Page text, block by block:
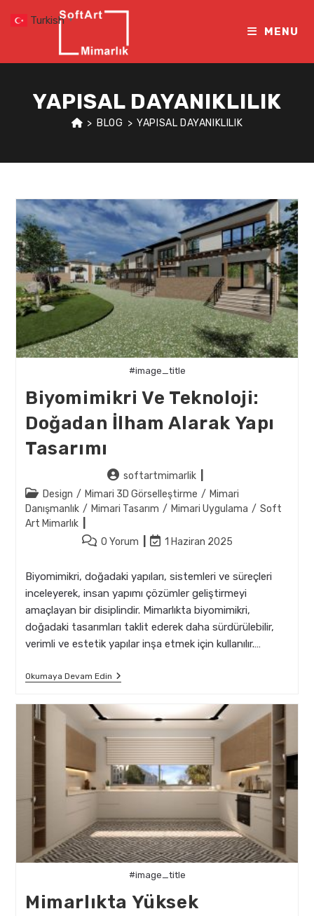
MENU
YAPISAL DAYANIKLILIK
> BLOG > YAPISAL DAYANIKLILIK
#image_title
Biyomimikri Ve Teknoloji:
Doğadan İlham Alarak Yapı
Tasarımı
Post
author:
softartmimarlik
Post
category:
Design / Mimari 3D Görselleştirme / Mimari
Danışmanlık / Mimari Tasarım / Mimari Uygulama / Soft
Art Mimarlık
Post0 Yorum
Post
modified:
1 Haziran 2025
Biyomimikri, doğadaki yapıları, sistemleri ve süreçleri
inceleyerek, insan yapımı çözümler geliştirmeyi
amaçlayan bir disiplindir. Mimarlıkta biyomimikri,
doğadaki tasarımları taklit ederek daha sürdürülebilir,
verimli ve estetik yapılar inşa etmek için kullanılır.…
Okumaya Devam EdinBiyomimikri
Doğadan
İlham
Yapı
Tasarımı
#image_title
Mimarlıkta Yüksek
Turkish ▼